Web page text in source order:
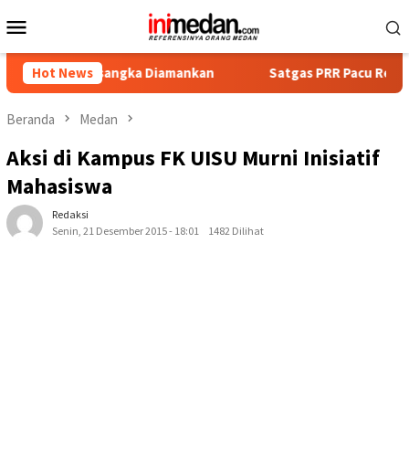
ke
Mobile
Hot NewsDiamankan Satgas PRR Pacu Realisasi
Beranda Medan
Aksi di Kampus FK UISU Murni Inisiatif
Mahasiswa
Redaksi
Senin, 21 Desember 2015 - 18:01
1482 Dilihat